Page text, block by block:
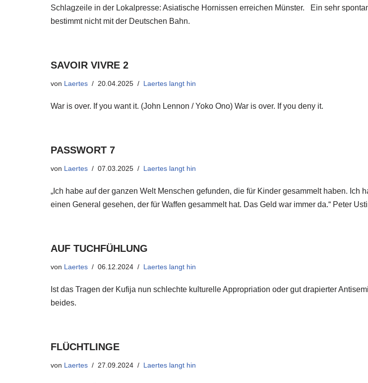
Schlagzeile in der Lokalpresse: Asiatische Hornissen erreichen Münster. Ein sehr
bestimmt nicht mit der Deutschen Bahn.
SAVOIR VIVRE 2
von Laertes 20.04.2025 Laertes langt hin
War is over. If you want it. (John Lennon / Yoko Ono) War is over. If you deny it.
PASSWORT 7
von Laertes 07.03.2025 Laertes langt hin
„Ich habe auf der ganzen Welt Menschen gefunden, die für Kinder gesammelt haben. Ich
einen General gesehen, der für Waffen gesammelt hat. Das Geld war immer da.“ Peter
AUF TUCHFÜHLUNG
von Laertes 06.12.2024 Laertes langt hin
Ist das Tragen der Kufija nun schlechte kulturelle Appropriation oder gut drapierter
beides.
FLÜCHTLINGE
von Laertes 27.09.2024 Laertes langt hin